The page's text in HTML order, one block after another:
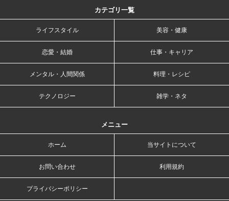
カテゴリ一覧
ライフスタイル 美容・健康
恋愛・結婚 仕事・キャリア
メンタル・人間関係 料理・レシピ
テクノロジー 雑学・ネタ
メニュー
ホーム 当サイトについて
お問い合わせ 利用規約
プライバシーポリシー